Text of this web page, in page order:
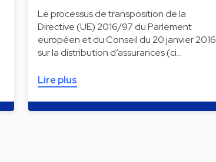
Le processus de transposition de la
Directive (UE) 2016/97 du Parlement
européen et du Conseil du 20 janvier 2016
sur la distribution d’assurances (ci…
Lire plus